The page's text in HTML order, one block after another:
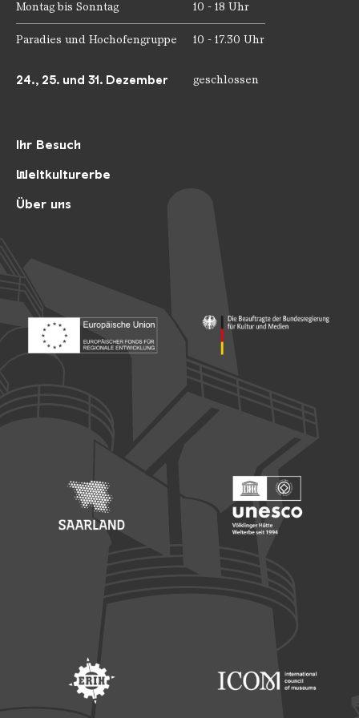
Ihr Besuch
Weltkulturerbe
Über uns
Montag bis Sonntag 10 - 18 Uhr
Paradies und Hochofengruppe 10 - 17.30 Uhr
24., 25. und 31. Dezember geschlossen